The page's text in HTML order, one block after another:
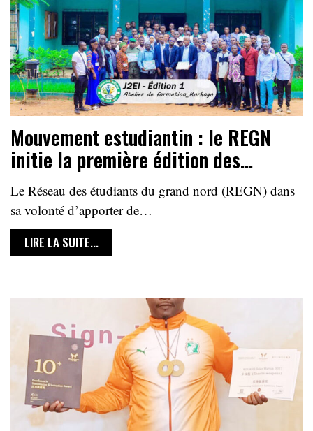
Mouvement estudiantin : le REGN
initie la première édition des…
Le Réseau des étudiants du grand nord (REGN) dans
sa volonté d’apporter de…
LIRE LA SUITE...